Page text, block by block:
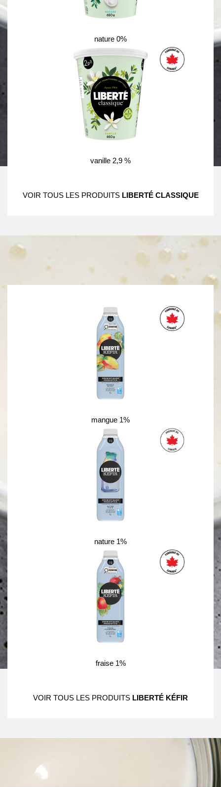
nature 0%
vanille 2,9 %
VOIR TOUS LES PRODUITS LIBERTÉ CLASSIQUE
mangue 1%
nature 1%
fraise 1%
VOIR TOUS LES PRODUITS LIBERTÉ KÉFIR